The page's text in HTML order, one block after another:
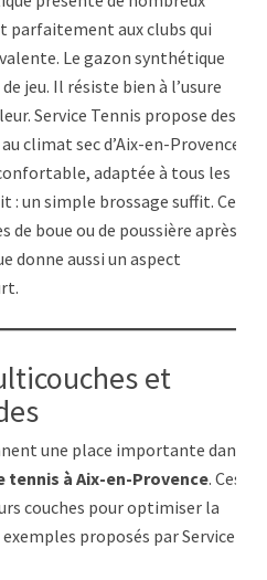
parfaitement aux clubs qui
Le gazon synthétique
jeu. Il résiste bien à l’usure
Service Tennis propose des
climat sec d’Aix-en-Provence.
adaptée à tous les
: un simple brossage suffit. Ce
boue ou de poussière après
donne aussi un aspect
et
une place importante dans
tennis à Aix-en-Provence. Ces
couches pour optimiser la
proposés par Service